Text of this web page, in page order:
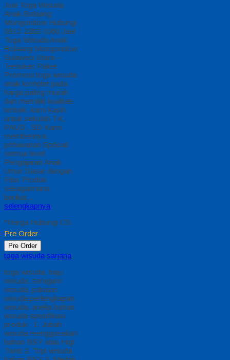
Jual Toga Wisuda
Anak Bolaang
Mongondow Hubungi
0812-2282-1060 Jual
Toga Wisuda Anak
Bolaang Mongondow
Sulawesi Utara –
Temukan Paket
Promosi toga wisuda
anak komplet pada
harga paling murah
dan memiliki kualitas
terbaik, kami kasih
untuk sekolah TK,
PAUD , SD Kami
memberinya
penawaran Special
semua level
Pengajaran Anak
Umur Dasar dengan
Fitur Produk
sebagaimana
berikut…
selengkapnya
*Harga Hubungi CS
Pre Order
Pre Order
toga wisuda sarjana
toga wisuda, baju
wisuda, seragam
wisuda, pakaian
wisuda,perlengkapan
wisuda, aneka bahan
wisuda spesifikasi
produk : 1. Jubah
wisuda menggunakan
bahan BSY atau Higt
Twist 2. Topi wisuda